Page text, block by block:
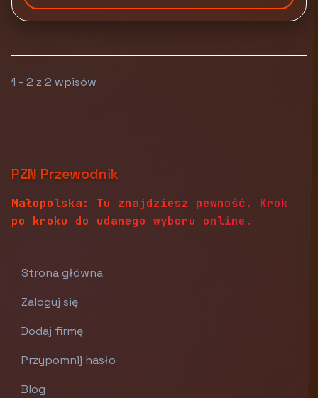
1 - 2 z 2 wpisów
PZN Przewodnik
Małopolska: Tu znajdziesz pewność. Krok
po kroku do udanego wyboru online.
Strona główna
Zaloguj się
Dodaj firmę
Przypomnij hasło
Blog